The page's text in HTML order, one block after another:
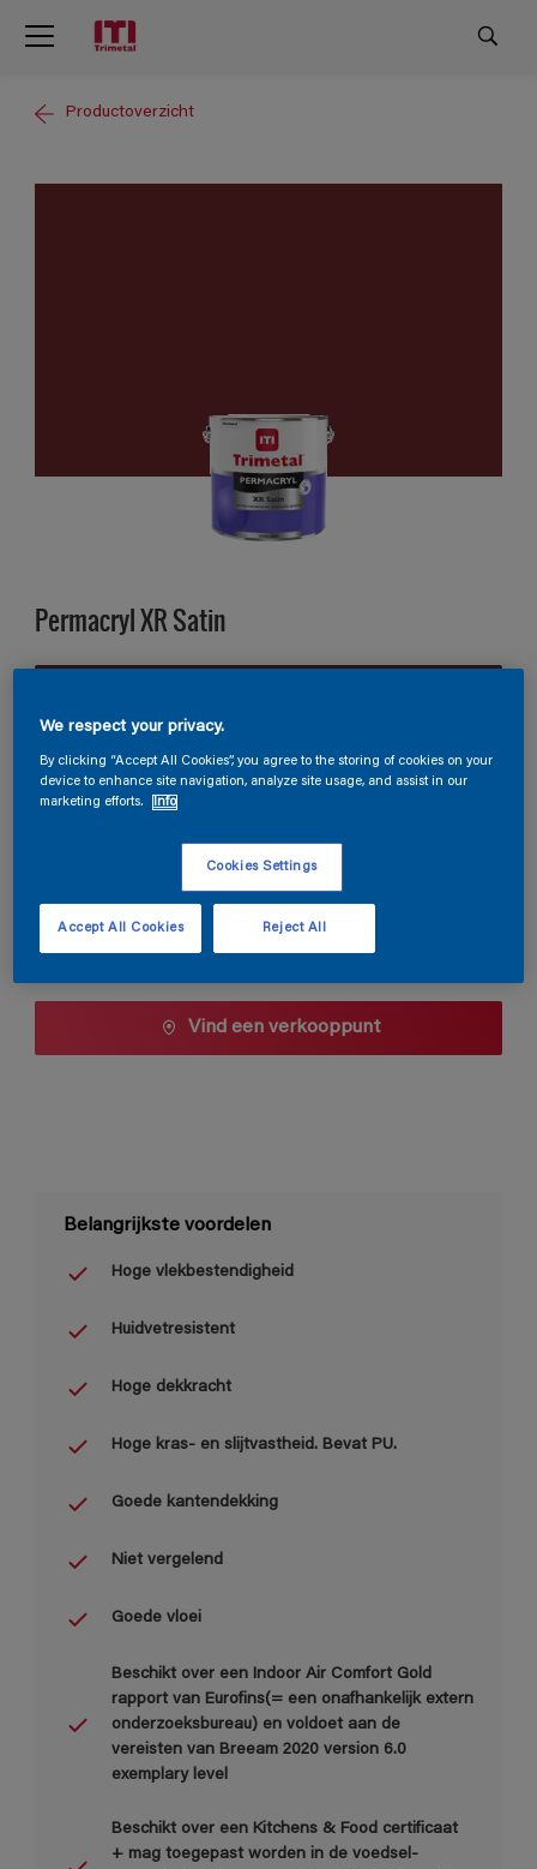
Productoverzicht
Permacryl XR Satin
Verpakkingsgrootte
Verfcalculator
Vind een verkooppunt
Belangrijkste voordelen
Hoge vlekbestendigheid
Huidvetresistent
Hoge dekkracht
Hoge kras- en slijtvastheid. Bevat PU.
Goede kantendekking
Niet vergelend
Goede vloei
Beschikt over een Indoor Air Comfort Gold
rapport van Eurofins(= een onafhankelijk extern
onderzoeksbureau) en voldoet aan de
vereisten van Breeam 2020 version 6.0
exemplary level
Beschikt over een Kitchens & Food certificaat
+ mag toegepast worden in de voedsel-
We respect your privacy.
By clicking “Accept All Cookies”, you agree to the storing of cookies on your
device to enhance site navigation, analyze site usage, and assist in our
marketing efforts.
Info
Cookies Settings
Reject All
Accept All Cookies